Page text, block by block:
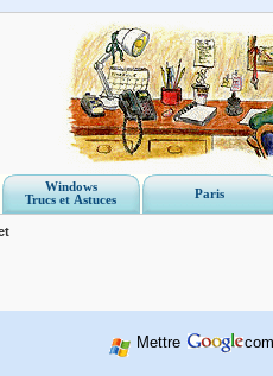
Windows
Trucs et Astuces
Paris
Mettre